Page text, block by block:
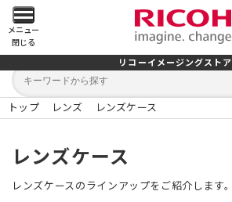
メ
イ
ン
メ
ニ
ュ
メニュー
閉じる
リコーイメージングストア
キ
ワ
ー
トップ レンズ レンズケース
レンズケース
レンズケースのラインアップをご紹介します。